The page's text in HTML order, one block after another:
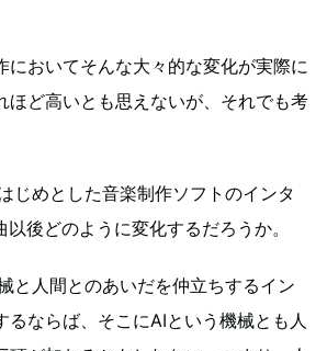
においてそんな大々的な変化が実際に
ほど高いとも思えないが、それでも考
じめとした音楽制作ソフトのインタ
後どのように変化するだろうか。
と人間とのあいだを仲立ちするイン
るならば、そこにAIという機械とも人